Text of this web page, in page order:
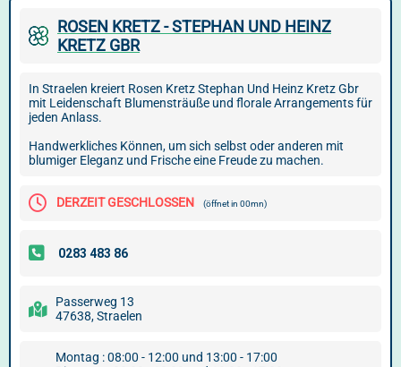
ROSEN KRETZ - STEPHAN UND HEINZ
KRETZ GBR
In Straelen kreiert Rosen Kretz Stephan Und Heinz Kretz Gbr
mit Leidenschaft Blumensträuße und florale Arrangements für
jeden Anlass.
Handwerkliches Können, um sich selbst oder anderen mit
blumiger Eleganz und Frische eine Freude zu machen.
DERZEIT GESCHLOSSEN (öffnet in 00mn)
Passerweg 13
47638, Straelen
Montag : 08:00 - 12:00 und 13:00 - 17:00